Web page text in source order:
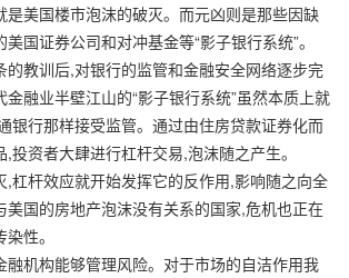
美国楼市泡沫的破灭。而元凶则是那些因缺
国证券公司和对冲基金等“影子银行系统”。
教训后,对银行的监管和金融安全网络逐步完
融业半壁江山的“影子银行系统”虽然本质上就
银行那样接受监管。通过由住房贷款证券化而
投资者大肆进行杠杆交易,泡沫随之产生。
杆效应就开始发挥它的反作用,影响随之向全
美国的房地产泡沫没有关系的国家,危机也正在
性。
机构能够管理风险。对于市场的自洁作用我